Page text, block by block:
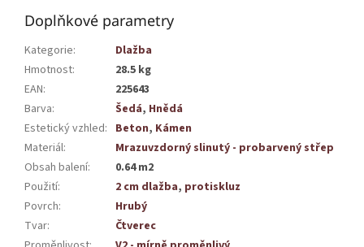
Doplňkové parametry
Kategorie:
Dlažba
Hmotnost:
28.5 kg
EAN:
225643
Barva: Šedá, Hnědá
Estetický vzhled: Beton, Kámen
Materiál:
Mrazuvzdorný slinutý - probarvený střep
Obsah balení:
0.64 m2
Použití: 2 cm dlažba, protiskluz
Povrch:
Hrubý
Tvar:
Čtverec